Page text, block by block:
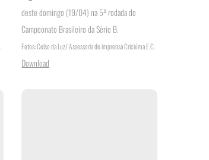
deste domingo (19/04) na 5ª rodada do
Campeonato Brasileiro da Série B.
Fotos: Celso da Luz/ Assessoria de imprensa Criciúma E.C.
Download